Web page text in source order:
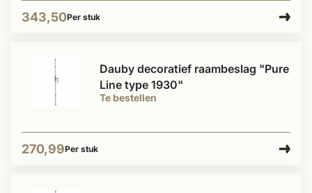
343,50Per stuk
Te bestellen
Dauby decoratief raambeslag "Pure
Line type 1930"
270,99Per stuk